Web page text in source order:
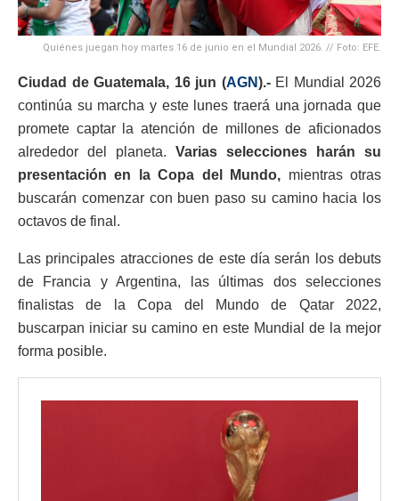
Quiénes juegan hoy martes 16 de junio en el Mundial 2026. // Foto: EFE.
Ciudad de Guatemala, 16 jun (AGN).- El Mundial 2026
continúa su marcha y este lunes traerá una jornada que
promete captar la atención de millones de aficionados
alrededor del planeta. Varias selecciones harán su
presentación en la Copa del Mundo, mientras otras
buscarán comenzar con buen paso su camino hacia los
octavos de final.
Las principales atracciones de este día serán los debuts
de Francia y Argentina, las últimas dos selecciones
finalistas de la Copa del Mundo de Qatar 2022,
buscarpan iniciar su camino en este Mundial de la mejor
forma posible.